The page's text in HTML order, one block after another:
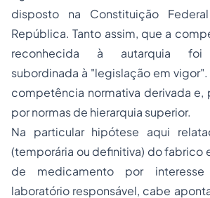
disposto na Constituição
República. Tanto assim, que a
reconhecida à autarquia foi
subordinada à "legislação em vigor"
competência normativa derivada e,
por normas de hierarquia superior.
Na particular hipótese aqui
(temporária ou definitiva) do fabrico
de medicamento por
laboratório responsável, cabe